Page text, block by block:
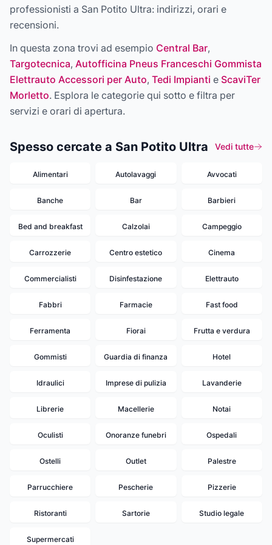
professionisti a San Potito Ultra: indirizzi, orari e
recensioni.
In questa zona trovi ad esempio Central Bar,
Targotecnica, Autofficina Pneus Franceschi Gommista
Elettrauto Accessori per Auto, Tedi Impianti e ScaviTer
Morletto. Esplora le categorie qui sotto e filtra per
servizi e orari di apertura.
Spesso cercate a San Potito Ultra Vedi tutte
Alimentari Autolavaggi Avvocati
Banche Bar Barbieri
Bed and breakfast Calzolai Campeggio
Carrozzerie Centro estetico Cinema
Commercialisti Disinfestazione Elettrauto
Fabbri Farmacie Fast food
Ferramenta Fiorai Frutta e verdura
Gommisti Guardia di finanza Hotel
Idraulici Imprese di pulizia Lavanderie
Librerie Macellerie Notai
Oculisti Onoranze funebri Ospedali
Ostelli Outlet Palestre
Parrucchiere Pescherie Pizzerie
Ristoranti Sartorie Studio legale
Supermercati